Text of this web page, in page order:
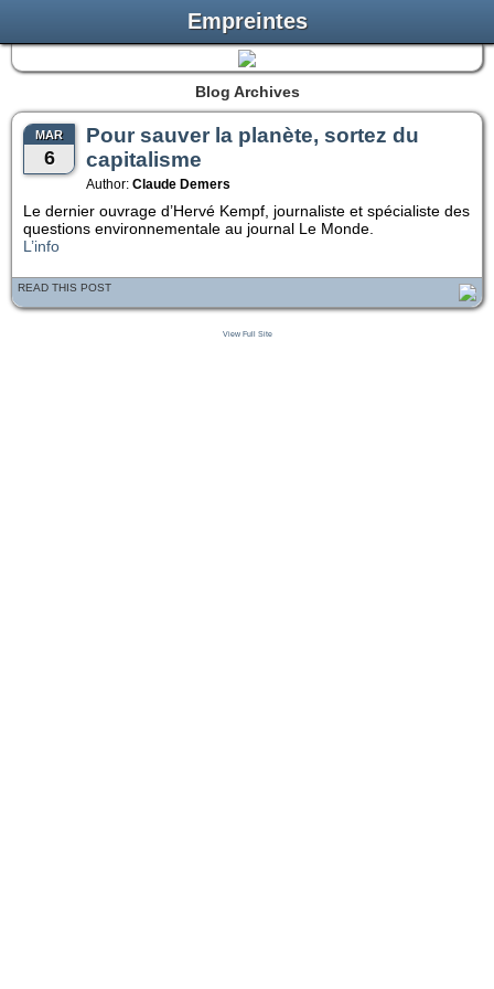
Empreintes
Blog Archives
MAR
6
Pour sauver la planète, sortez du
capitalisme
Author: Claude Demers
Le dernier ouvrage d’Hervé Kempf, journaliste et spécialiste des
questions environnementale au journal Le Monde.
L’info
READ THIS POST
View Full Site